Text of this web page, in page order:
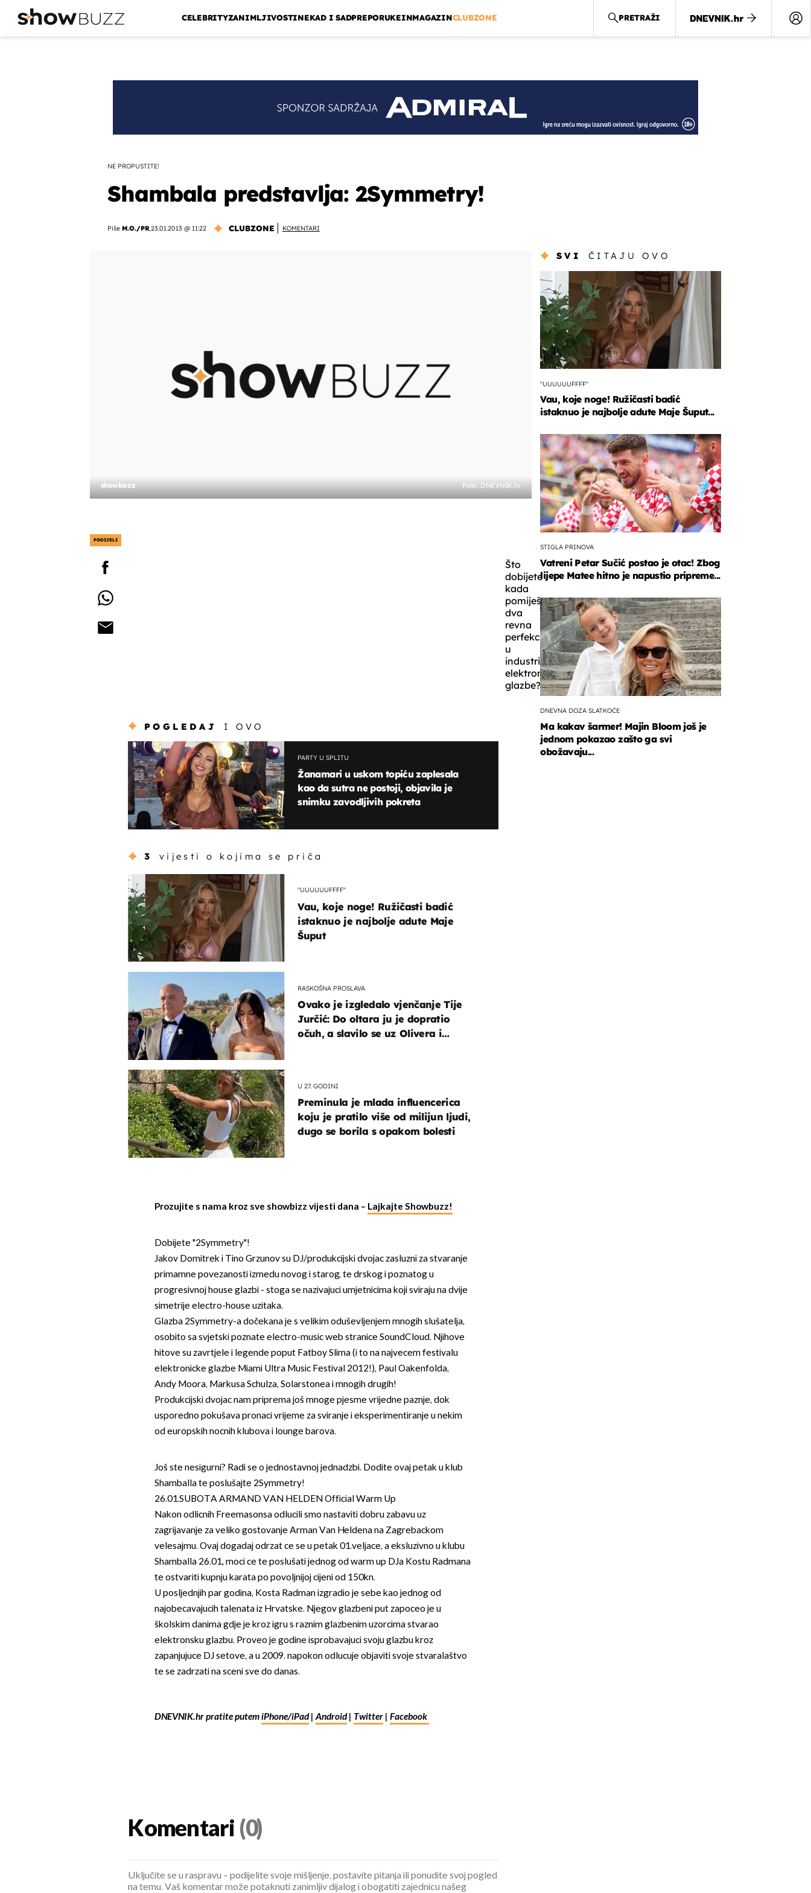
CELEBRITYZANIMLJIVOSTINEKAD I SADPREPORUKEINMAGAZINCLUBZONE PRETRAŽI
NE PROPUSTITE!
Shambala predstavlja: 2Symmetry!
Piše M.O./PR,23.01.2013 @ 11:22 CLUBZONE KOMENTARI
showbuzz Foto: DNEVNIK.hr
PODIJELI
Što
dobijete
kada
pomiješate
dva
revna
perfekcionista
u
industriji
elektronske
glazbe?
POGLEDAJ I OVO
PARTY U SPLITU
Žanamari u uskom topiću zaplesala
kao da sutra ne postoji, objavila je
snimku zavodljivih pokreta
3 vijesti o kojima se priča
"UUUUUUFFFF"
Vau, koje noge! Ružičasti badić
istaknuo je najbolje adute Maje
Šuput
RASKOŠNA PROSLAVA
Ovako je izgledalo vjenčanje Tije
Jurčić: Do oltara ju je dopratio
očuh, a slavilo se uz Olivera i
U 27. GODINI
Preminula je mlada influencerica
koju je pratilo više od milijun ljudi,
dugo se borila s opakom bolesti
Prozujite s nama kroz sve showbizz vijesti dana – Lajkajte Showbuzz!
Dobijete "2Symmetry"!
Jakov Domitrek i Tino Grzunov su DJ/produkcijski dvojac zasluzni za stvaranje
primamne povezanosti izmedu novog i starog, te drskog i poznatog u
progresivnoj house glazbi - stoga se nazivajuci umjetnicima koji sviraju na dvije
simetrije electro-house uzitaka.
Glazba 2Symmetry-a dočekana je s velikim oduševljenjem mnogih slušatelja,
osobito sa svjetski poznate electro-music web stranice SoundCloud. Njihove
hitove su zavrtjele i legende poput Fatboy Slima (i to na najvecem festivalu
elektronicke glazbe Miami Ultra Music Festival 2012!), Paul Oakenfolda,
Andy Moora, Markusa Schulza, Solarstonea i mnogih drugih!
Produkcijski dvojac nam priprema još mnoge pjesme vrijedne paznje, dok
usporedno pokušava pronaci vrijeme za sviranje i eksperimentiranje u nekim
od europskih nocnih klubova i lounge barova.
Još ste nesigurni? Radi se o jednostavnoj jednadzbi. Dodite ovaj petak u klub
Shamballa te poslušajte 2Symmetry!
26.01.SUBOTA ARMAND VAN HELDEN Official Warm Up
Nakon odlicnih Freemasonsa odlucili smo nastaviti dobru zabavu uz
zagrijavanje za veliko gostovanje Arman Van Heldena na Zagrebackom
velesajmu. Ovaj dogadaj odrzat ce se u petak 01.veljace, a eksluzivno u klubu
Shamballa 26.01., moci ce te poslušati jednog od warm up DJa Kostu Radmana
te ostvariti kupnju karata po povoljnijoj cijeni od 150kn.
U posljednjih par godina, Kosta Radman izgradio je sebe kao jednog od
najobecavajucih talenata iz Hrvatske. Njegov glazbeni put zapoceo je u
školskim danima gdje je kroz igru s raznim glazbenim uzorcima stvarao
elektronsku glazbu. Proveo je godine isprobavajuci svoju glazbu kroz
zapanjujuce DJ setove, a u 2009. napokon odlucuje objaviti svoje stvaralaštvo
te se zadrzati na sceni sve do danas.
DNEVNIK.hr pratite putemiPhone/iPad|Android| Twitter| Facebook
SVI ČITAJU OVO
"UUUUUUFFFF"
Vau, koje noge! Ružičasti badić
istaknuo je najbolje adute Maje Šuput...
STIGLA PRINOVA
Vatreni Petar Sučić postao je otac! Zbog
lijepe Matee hitno je napustio pripreme...
DNEVNA DOZA SLATKOĆE
Ma kakav šarmer! Majin Bloom još je
jednom pokazao zašto ga svi
obožavaju...
Komentari (0)
Uključite se u raspravu – podijelite svoje mišljenje, postavite pitanja ili ponudite svoj pogled
na temu. Vaš komentar može potaknuti zanimljiv dijalog i obogatiti zajednicu našeg
OMOGUĆI OBAVIJESTI